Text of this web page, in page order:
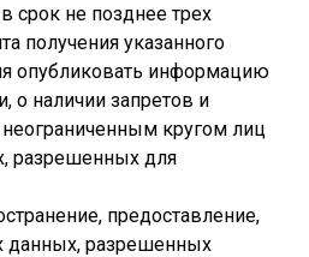
срок не позднее трех
получения указанного
опубликовать информацию
о наличии запретов и
кругом лиц
разрешенных для
предоставление,
данных, разрешенных